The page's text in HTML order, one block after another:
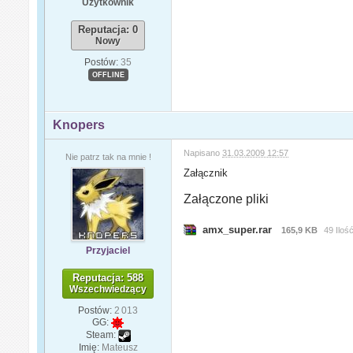
Reputacja: 0
Nowy
Postów: 35
OFFLINE
Knopers
Nie patrz tak na mnie !
Przyjaciel
Reputacja: 588
Wszechwiedzący
Postów: 2 013
GG:
Steam:
Imię: Mateusz
Napisano31.03.2009 12:57
Załącznik
Załączone pliki
amx_super.rar 165,9 KB 49